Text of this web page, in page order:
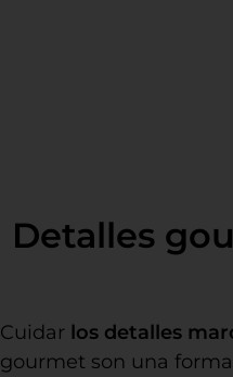
Detalles
Cuidar los detalles
gourmet son una